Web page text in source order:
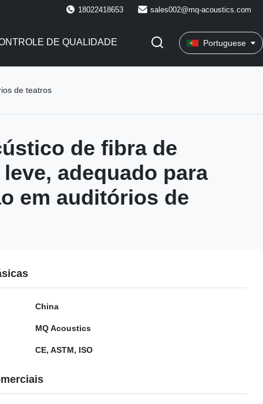
18022418653 sales002@mq-acoustics.com
DE QUALIDADE Portuguese
de teatros
de fibra de
adequado para
em auditórios de
China
MQ Acoustics
CE, ASTM, ISO